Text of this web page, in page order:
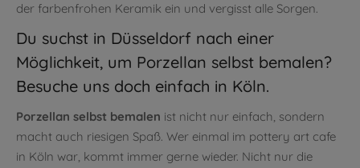
der farbenfrohen Keramik ein und vergisst alle Sorgen.
Du suchst in Düsseldorf nach einer
Möglichkeit, um Porzellan selbst bemalen?
Besuche uns doch einfach in Köln.
Porzellan selbst bemalen ist nicht nur einfach, sondern
macht auch riesigen Spaß. Wer einmal im pottery art cafe
in Köln war, kommt immer gerne wieder. Nicht nur die